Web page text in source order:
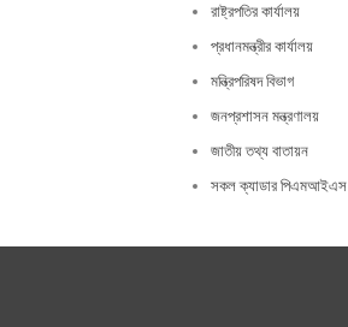
রাষ্ট্রপতির কার্যালয়
প্রধানমন্ত্রীর কার্যালয়
মন্ত্রিপরিষদ বিভাগ
জনপ্রশাসন মন্ত্রণালয়
জাতীয় তথ্য বাতায়ন
সকল ক্যাডার পিএমআইএস